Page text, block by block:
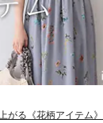
がる《花柄アイテム》 |